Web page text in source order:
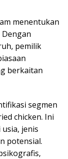
menentukan
pemilik
berkaitan
segmen
chicken. Ini
jenis
potensial.